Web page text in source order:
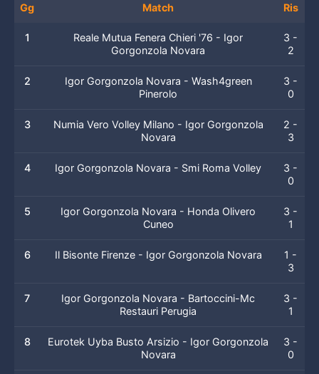
Gg Match Ris
1
Reale Mutua Fenera Chieri '76 - Igor
Gorgonzola Novara
3 -
2
2
Igor Gorgonzola Novara - Wash4green
Pinerolo
3 -
0
3
Numia Vero Volley Milano - Igor Gorgonzola
Novara
2 -
3
4 Igor Gorgonzola Novara - Smi Roma Volley
3 -
0
5
Igor Gorgonzola Novara - Honda Olivero
Cuneo
3 -
1
6 Il Bisonte Firenze - Igor Gorgonzola Novara
1 -
3
7
Igor Gorgonzola Novara - Bartoccini-Mc
Restauri Perugia
3 -
1
8
Eurotek Uyba Busto Arsizio - Igor Gorgonzola
Novara
3 -
0